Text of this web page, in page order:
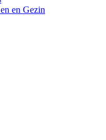
en Gezin